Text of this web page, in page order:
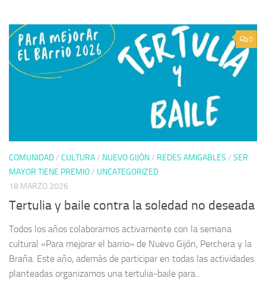
0
COMUNIDAD/ CULTURA/ NUEVO GIJÓN/ REDES AMIGABLES / SER
MAYOR TIENE PREMIO/ UNCATEGORIZED
18 MARZO 2026
Tertulia y baile contra la soledad no deseada
Todos los años colaboramos activamente con la semana
cultural «Para mejorar el barrio» de Nuevo Gijón, Perchera y la
Braña. Este año, además de participar en todas las actividades
planteadas organizamos una tertulia-baile para...